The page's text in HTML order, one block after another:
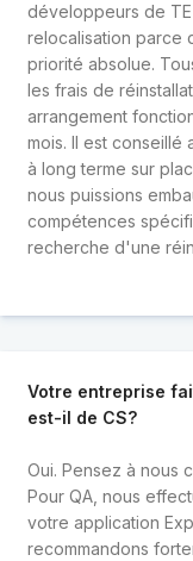
développeurs de
relocalisation parce
priorité absolue.
les frais de
arrangement
mois. Il est conseillé
à long terme sur
nous puissions
compétences
recherche d'une
Votre entreprise
est-il de CS?
Oui. Pensez à nous
Pour QA, nous
votre application
recommandons